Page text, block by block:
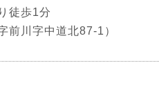
徒歩1分
川字中道北87-1）